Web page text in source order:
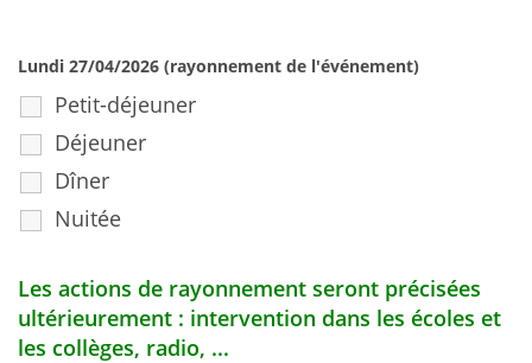
Lundi 27/04/2026 (rayonnement de l'événement)
Petit-déjeuner
Déjeuner
Dîner
Nuitée
Les actions de rayonnement seront précisées
ultérieurement : intervention dans les écoles et
les collèges, radio, ...